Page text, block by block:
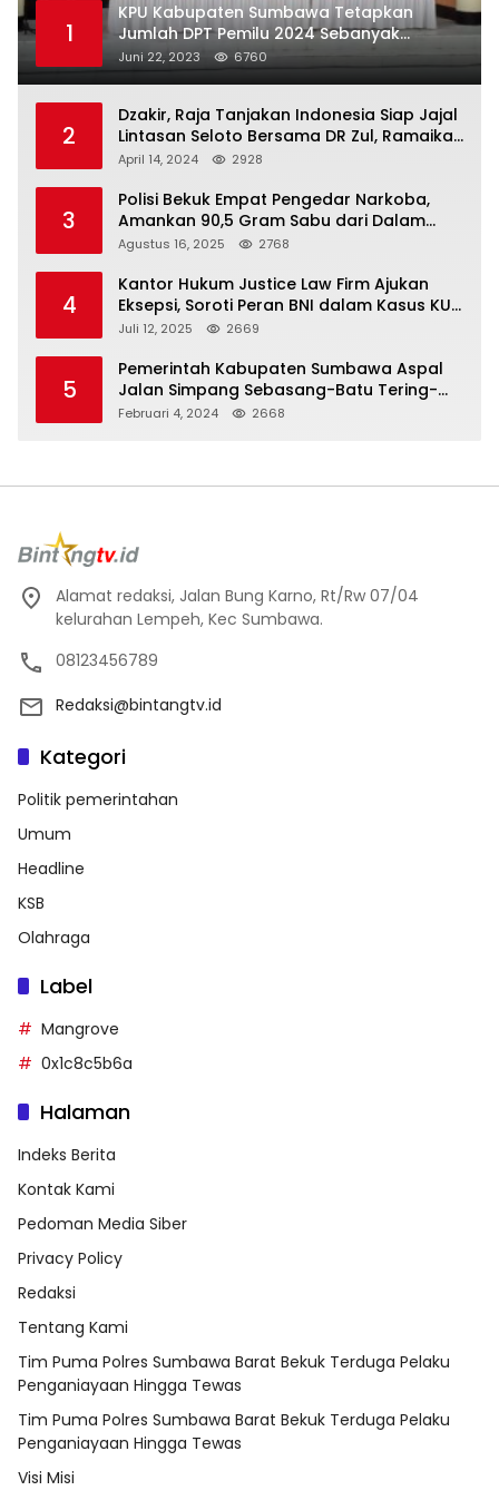
1
KPU Kabupaten Sumbawa Tetapkan
Jumlah DPT Pemilu 2024 Sebanyak
367.987 Pemilih
Juni 22, 2023 6760
2
Dzakir, Raja Tanjakan Indonesia Siap Jajal
Lintasan Seloto Bersama DR Zul, Ramaikan
Trabas JAS #2 KSB
April 14, 2024 2928
3
Polisi Bekuk Empat Pengedar Narkoba,
Amankan 90,5 Gram Sabu dari Dalam
Mobil
Agustus 16, 2025 2768
4
Kantor Hukum Justice Law Firm Ajukan
Eksepsi, Soroti Peran BNI dalam Kasus KUR
Bawang Merah KCP Woha
Juli 12, 2025 2669
5
Pemerintah Kabupaten Sumbawa Aspal
Jalan Simpang Sebasang-Batu Tering-
Lito
Februari 4, 2024 2668
Alamat redaksi, Jalan Bung Karno, Rt/Rw 07/04
kelurahan Lempeh, Kec Sumbawa.
08123456789
Redaksi@bintangtv.id
Kategori
Politik pemerintahan
Umum
Headline
KSB
Olahraga
Label
Mangrove
0x1c8c5b6a
Halaman
Indeks Berita
Kontak Kami
Pedoman Media Siber
Privacy Policy
Redaksi
Tentang Kami
Tim Puma Polres Sumbawa Barat Bekuk Terduga Pelaku
Penganiayaan Hingga Tewas
Tim Puma Polres Sumbawa Barat Bekuk Terduga Pelaku
Penganiayaan Hingga Tewas
Visi Misi